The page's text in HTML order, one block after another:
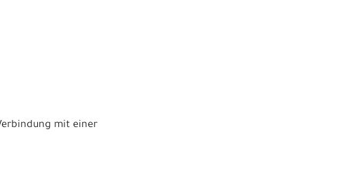
mit einer